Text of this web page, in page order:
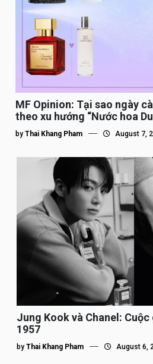
MF Opinion: Tại sao ngày
theo xu hướng “Nước hoa
by Thai Khang Pham August 7,
Jung Kook và Chanel:
1957
by Thai Khang Pham August 6,